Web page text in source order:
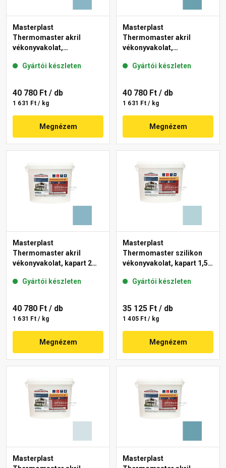
Masterplast
Thermomaster akril
vékonyvakolat,
36-D 25 kg
Gyártói készleten
40 780 Ft / db
1 631 Ft / kg
Megnézem
Masterplast
Thermomaster akril
vékonyvakolat,
36-C 25 kg
Gyártói készleten
40 780 Ft / db
1 631 Ft / kg
Megnézem
Masterplast
Thermomaster akril
vékonyvakolat, kapart 2
Gyártói készleten
40 780 Ft / db
1 631 Ft / kg
Megnézem
Masterplast
Thermomaster szilikon
vékonyvakolat, kapart 1,5
Gyártói készleten
35 125 Ft / db
1 405 Ft / kg
Megnézem
Masterplast
Masterplast